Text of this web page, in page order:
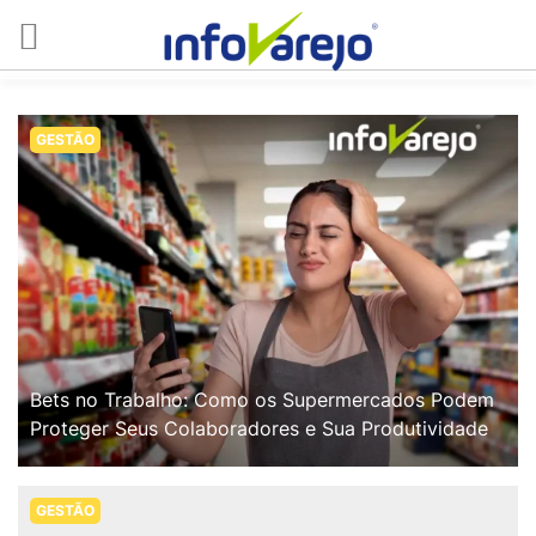
GESTÃO
Bets no Trabalho: Como os Supermercados Podem
Proteger Seus Colaboradores e Sua Produtividade
GESTÃO